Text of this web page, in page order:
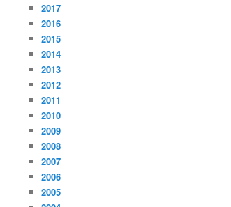
2017
2016
2015
2014
2013
2012
2011
2010
2009
2008
2007
2006
2005